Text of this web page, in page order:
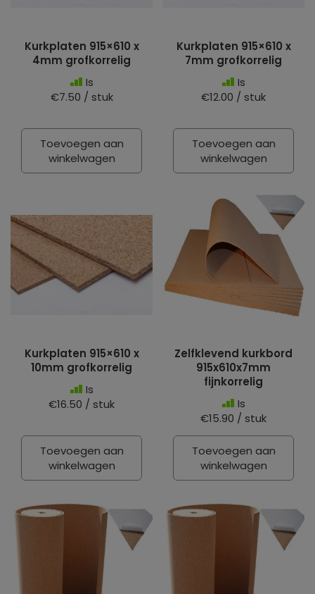
Kurkplaten 915×610 x
4mm grofkorrelig
Is
€7.50 / stuk
Toevoegen aan
winkelwagen
Kurkplaten 915×610 x
7mm grofkorrelig
Is
€12.00 / stuk
Toevoegen aan
winkelwagen
Kurkplaten 915×610 x
10mm grofkorrelig
Is
€16.50 / stuk
Toevoegen aan
winkelwagen
Zelfklevend kurkbord
915x610x7mm
fijnkorrelig
Is
€15.90 / stuk
Toevoegen aan
winkelwagen